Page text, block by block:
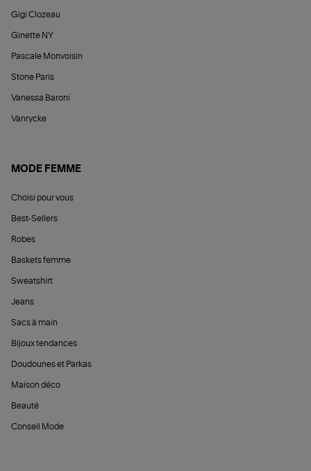
Gigi Clozeau
Ginette NY
Pascale Monvoisin
Stone Paris
Vanessa Baroni
Vanrycke
MODE FEMME
Choisi pour vous
Best-Sellers
Robes
Baskets femme
Sweatshirt
Jeans
Sacs à main
Bijoux tendances
Doudounes et Parkas
Maison déco
Beauté
Conseil Mode